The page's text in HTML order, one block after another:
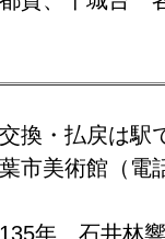
換・払戻は駅
市美術館（電
年 石井林